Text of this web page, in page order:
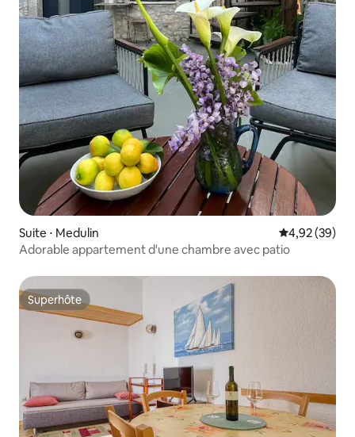
Suite ⋅ Medulin Évaluation
4,92 (39)
Adorable appartement d'une chambre avec patio
Superhôte
Superhôte